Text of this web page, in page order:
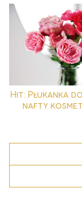
Hit: Płukanka
nafty